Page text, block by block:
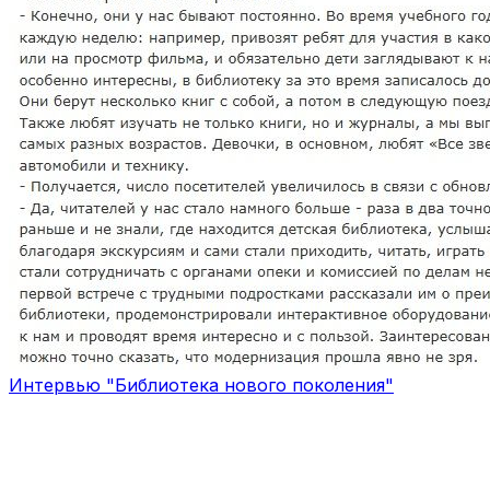
Интервью "Библиотека нового поколения"